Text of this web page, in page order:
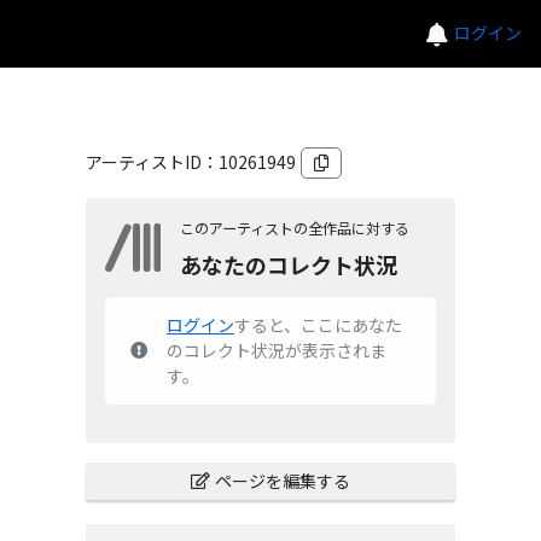
ログイン
アーティストID： 10261949
このアーティストの全作品に対する
あなたのコレクト状況
ログインすると、ここにあなた
のコレクト状況が表示されま
す。
ページを編集する